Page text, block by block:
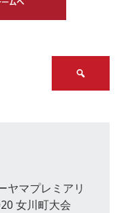
ヤマプレミアリ
女川町大会